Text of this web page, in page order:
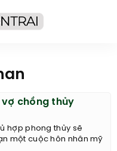
vợ chồng thủy
hợp phong thủy sẽ
một cuộc hôn nhân mỹ